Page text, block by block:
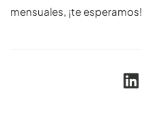
mensuales, ¡te esperamos!